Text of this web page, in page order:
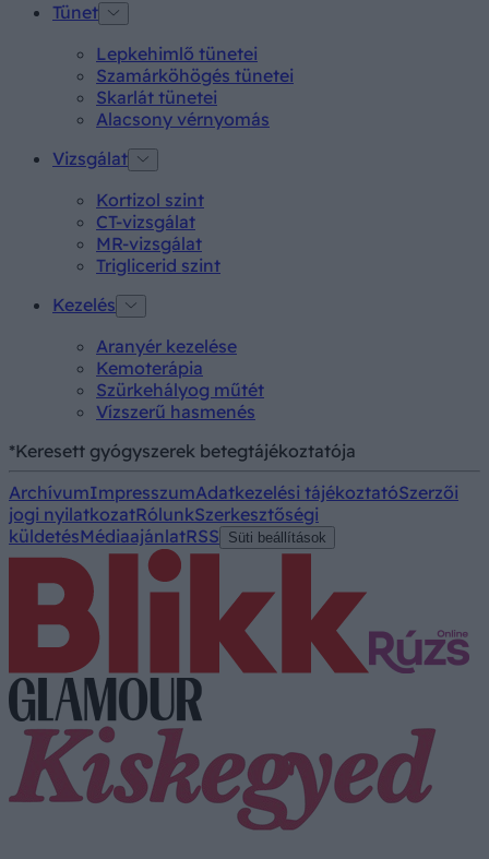
Tünet
Lepkehimlő tünetei
Szamárköhögés tünetei
Skarlát tünetei
Alacsony vérnyomás
Vizsgálat
Kortizol szint
CT-vizsgálat
MR-vizsgálat
Triglicerid szint
Kezelés
Aranyér kezelése
Kemoterápia
Szürkehályog műtét
Vízszerű hasmenés
*Keresett gyógyszerek betegtájékoztatója
ArchívumImpresszumAdatkezelési tájékoztatóSzerzői
jogi nyilatkozatRólunkSzerkesztőségi
küldetésMédiaajánlatRSS Süti beállítások